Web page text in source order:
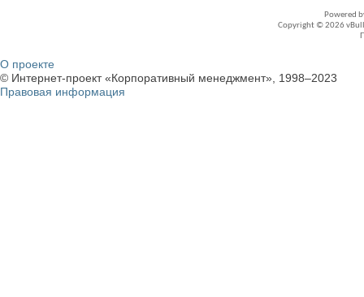
Powered
Copyright © 2026
О проекте
© Интернет-проект «Корпоративный менеджмент», 1998–2023
Правовая информация